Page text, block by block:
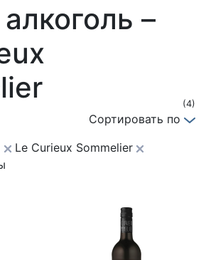
–
(4)
Сортировать по
Le Curieux Sommelier